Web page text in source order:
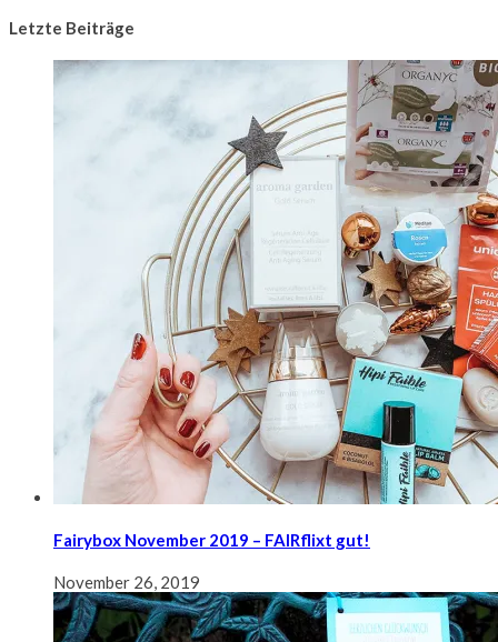
Letzte Beiträge
Fairybox November 2019 – FAIRflixt gut!
November 26, 2019